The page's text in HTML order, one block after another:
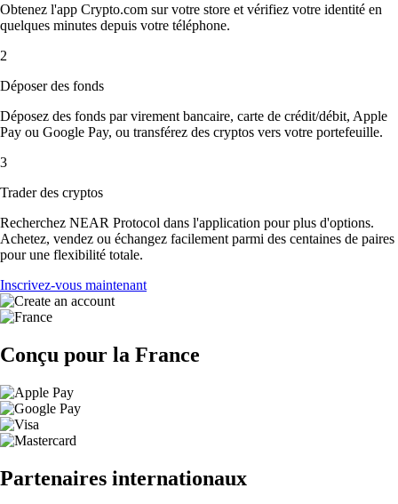
Obtenez l'app Crypto.com sur votre store et vérifiez votre identité en
quelques minutes depuis votre téléphone.
2
Déposer des fonds
Déposez des fonds par virement bancaire, carte de crédit/débit, Apple
Pay ou Google Pay, ou transférez des cryptos vers votre portefeuille.
3
Trader des cryptos
Recherchez NEAR Protocol dans l'application pour plus d'options.
Achetez, vendez ou échangez facilement parmi des centaines de paires
pour une flexibilité totale.
Inscrivez-vous maintenant
Conçu pour la France
Partenaires internationaux